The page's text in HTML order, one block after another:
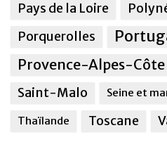
Pays de la Loire
Porquerolles
Provence-Alpes-
Saint-Malo Seine et
Thaïlande Toscane